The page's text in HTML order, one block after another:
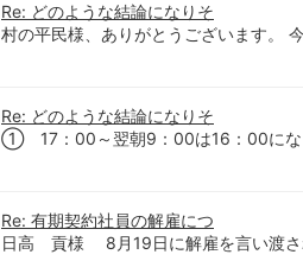
Re: どのような結論になりそ
村の平民様、ありがとうございます
Re: どのような結論になりそ
① 17：00～翌朝9：00は16：00にな
Re: 有期契約社員の解雇につ
日高 貢様 8月19日に解雇を言い渡さ